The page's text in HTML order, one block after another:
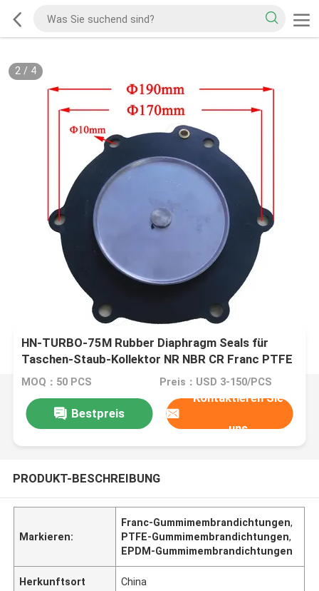
2/ 4
HN-TURBO-75M Rubber Diaphragm Seals für
Taschen-Staub-Kollektor NR NBR CR Franc PTFE
EPDM
MOQ：50 PCS Preis：USD 3-150/PCS
Bestpreis
Kontaktieren Sie
uns
PRODUKT-BESCHREIBUNG
Markieren:
Franc-Gummimembrandichtungen,
PTFE-Gummimembrandichtungen,
EPDM-Gummimembrandichtungen
Herkunftsort China